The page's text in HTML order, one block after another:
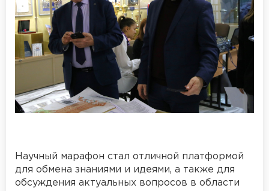
Научный марафон стал отличной платформой
для обмена знаниями и идеями, а также для
обсуждения актуальных вопросов в области